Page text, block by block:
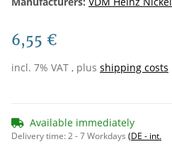
6,55 €
incl. 7% VAT , plus shipping costs
Available immediately
Delivery time:2 - 7 Workdays (DE - int.